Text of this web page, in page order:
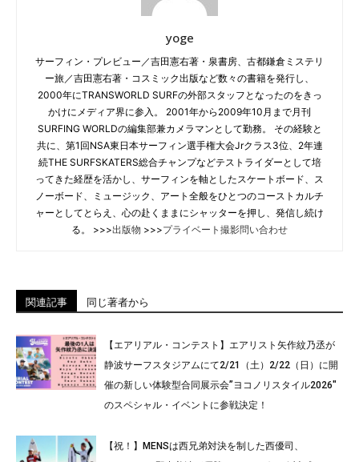
yoge
サーフィン・プレビュー／吉田憲右著・泉書房、古都鎌倉ミステリ
ー旅／吉田憲右著・コスミック出版など数々の書籍を発行し、
2000年にTRANSWORLD SURFの外部スタッフとなったのをきっ
かけにメディア界に参入。 2001年から2009年10月まで月刊
SURFING WORLDの編集部兼カメラマンとして勤務。 その経験と
共に、第1回NSA東日本サーフィン選手権大会Jrクラス3位、2年連
続THE SURFSKATERS総合チャンプなどテストライダーとして培
ってきた経歴を活かし、サーフィンを軸としたスケートボード、ス
ノーボード、ミュージック、アート全般をひとつのコーストカルチ
ャーとしてとらえ、心の赴くままにシャッターを押し、発信し続け
る。 >>>出版物 >>>プライベート撮影問い合わせ
関連記事 同じ著者から
【エアリアル・コンテスト】エアリスト矢作紋乃丞が
静波サーフスタジアムにて2/21（土）2/22（日）に開
催の新しい体験型合同展示会”ヨコノリスタイル2026″
のスペシャル・イベントに参戦決定！
【祝！】MENSは西兄弟対決を制した西優司、